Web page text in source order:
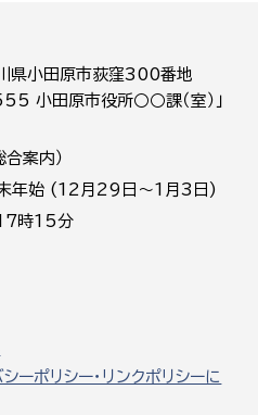
小田原市荻窪300番地
小田原市役所○○課（室）」
案内）
末年始 (12月29日～1月3日)
時15分
ーポリシー・リンクポリシーに